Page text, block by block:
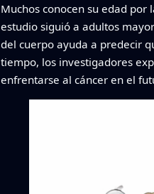
Muchos conocen su edad
estudio siguió a adultos
del cuerpo ayuda a predecir
tiempo, los investigadores
enfrentarse al cáncer en el